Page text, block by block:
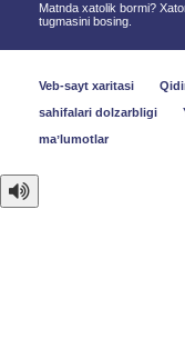
Matnda xatolik bormi?
tugmasini bosing.
Veb-sayt xaritasi
sahifalari dolzarbligi
maʼlumotlar